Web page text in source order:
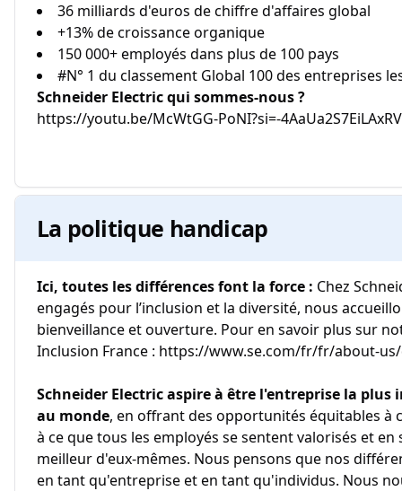
36 milliards d'euros de chiffre d'affaires global
+13% de croissance organique
150 000+ employés dans plus de 100 pays
#N° 1 du classement Global 100 des entreprises
Schneider Electric qui sommes-nous ?
https://youtu.be/McWtGG-PoNI?si=-
La politique handicap
Ici, toutes les différences font la force : Chez
engagés pour l’inclusion et la diversité, nous
bienveillance et ouverture. Pour en savoir plus sur
Inclusion France : https://www.se.com/fr/fr/about-
Schneider Electric aspire à être l'entreprise la plus
au monde, en offrant des opportunités équitables à
à ce que tous les employés se sentent valorisés et
meilleur d'eux-mêmes. Nous pensons que nos
en tant qu'entreprise et en tant qu'individus. Nous